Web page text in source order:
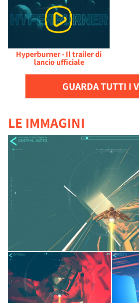
Hyperburner - Il trailer di
lancio ufficiale
GUARDA TUTTI I
LE IMMAGINI